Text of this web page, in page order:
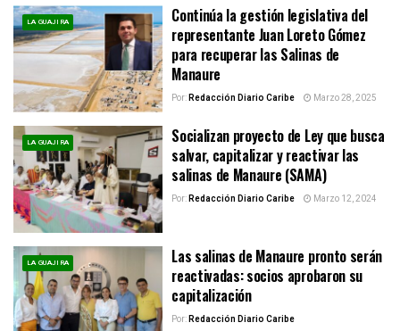
LA GUAJIRA
Continúa la gestión legislativa del
representante Juan Loreto Gómez
para recuperar las Salinas de
Manaure
Por:Redacción Diario Caribe Marzo 28, 2025
LA GUAJIRA
Socializan proyecto de Ley que busca
salvar, capitalizar y reactivar las
salinas de Manaure (SAMA)
Por:Redacción Diario Caribe Marzo 12, 2024
LA GUAJIRA
Las salinas de Manaure pronto serán
reactivadas: socios aprobaron su
capitalización
Por:Redacción Diario Caribe